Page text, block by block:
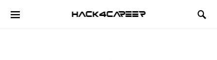
Hack4Career